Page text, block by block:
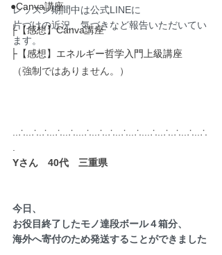
●Canva講座
├【感想】Canva講座
├【感想】エネルギー哲学入門上級講座
レッスン期間中は公式LINEに
片づけの近況、気づきなど報告いただいてい
ます。
（強制ではありません。）
..∴..∴.∴..∴..∴...∴..∴.∴..∴..∴...∴..∴.∴..∴..∴
.
Yさん　40代　三重県
今日、
お役目終了したモノ達段ボール４箱分、
海外へ寄付のため発送することができました